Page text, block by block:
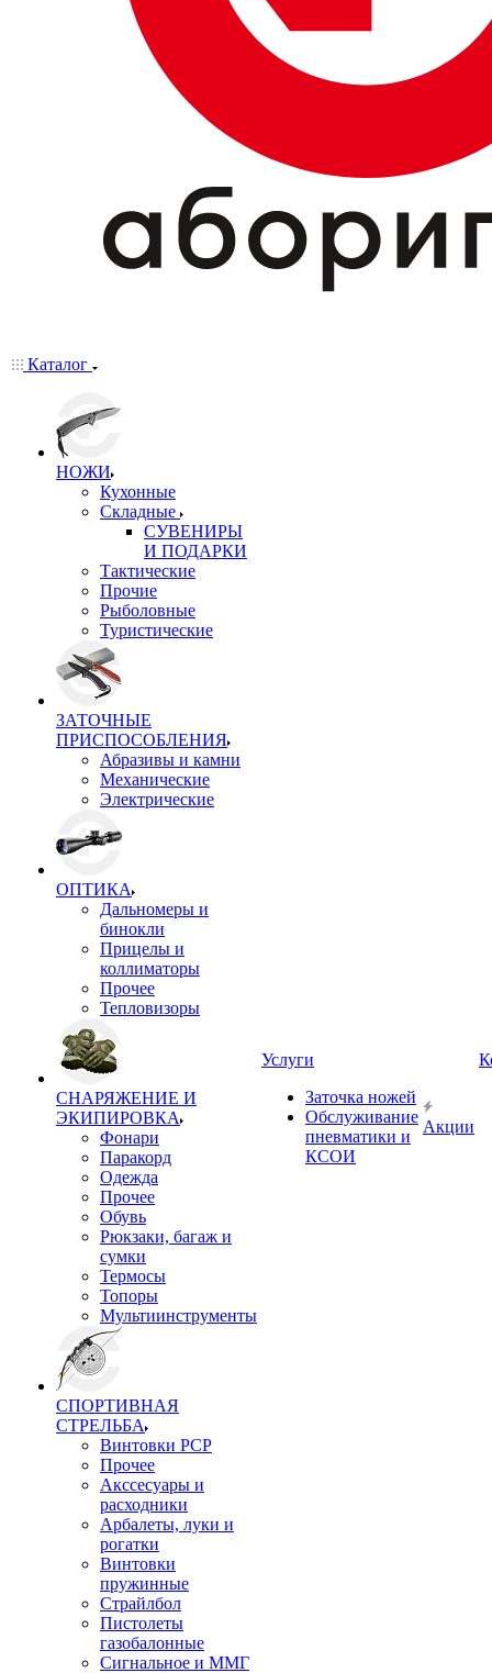
Каталог
НОЖИ
Кухонные
Складные
СУВЕНИРЫ
И ПОДАРКИ
Тактические
Прочие
Рыболовные
Туристические
ЗАТОЧНЫЕ
ПРИСПОСОБЛЕНИЯ
Абразивы и камни
Механические
Электрические
ОПТИКА
Дальномеры и
бинокли
Прицелы и
коллиматоры
Прочее
Тепловизоры
СНАРЯЖЕНИЕ И
ЭКИПИРОВКА
Фонари
Паракорд
Одежда
Прочее
Обувь
Рюкзаки, багаж и
сумки
Термосы
Топоры
Мультиинструменты
СПОРТИВНАЯ
СТРЕЛЬБА
Винтовки PCP
Прочее
Акссесуары и
расходники
Арбалеты, луки и
рогатки
Винтовки
пружинные
Страйлбол
Пистолеты
газобалонные
Сигнальное и ММГ
Услуги
Заточка ножей
Обслуживание
пневматики и
КСОИ
Акции